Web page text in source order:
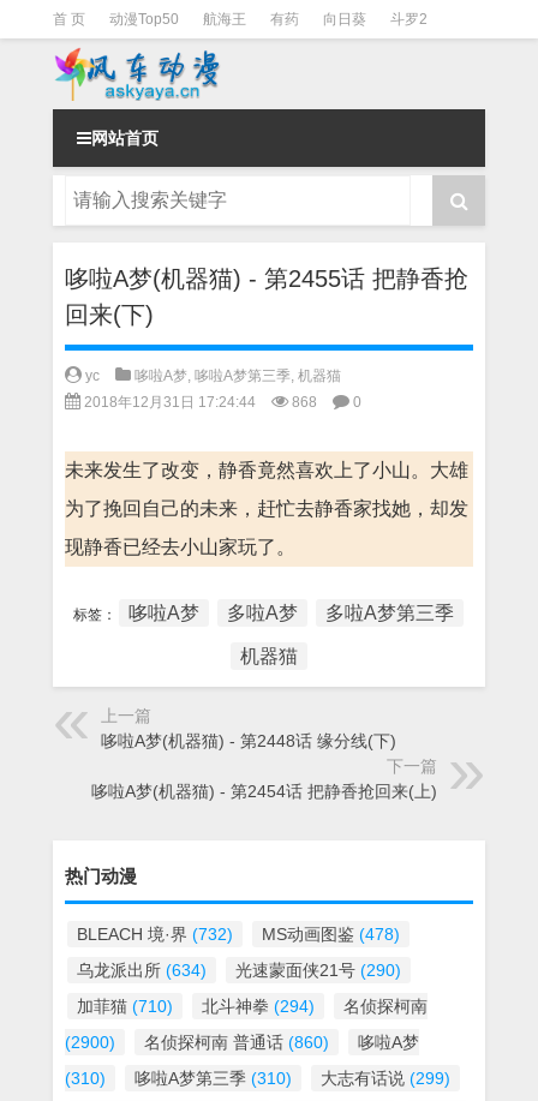
首 页 动漫Top50 航海王 有药 向日葵 斗罗2
斗罗3 火影 一拳超人
网站首页
哆啦A梦(机器猫) - 第2455话 把静香抢
回来(下)
yc 哆啦A梦, 哆啦A梦第三季, 机器猫
2018年12月31日 17:24:44
868 0
未来发生了改变，静香竟然喜欢上了小山。大雄
为了挽回自己的未来，赶忙去静香家找她，却发
现静香已经去小山家玩了。
标签： 哆啦A梦 多啦A梦 多啦A梦第三季
机器猫
上一篇
哆啦A梦(机器猫) - 第2448话 缘分线(下)
下一篇
哆啦A梦(机器猫) - 第2454话 把静香抢回来(上)
热门动漫
BLEACH 境·界 (732) MS动画图鉴 (478)
乌龙派出所 (634) 光速蒙面侠21号 (290)
加菲猫 (710) 北斗神拳 (294)
名侦探柯南
(2900)
名侦探柯南 普通话 (860)
哆啦A梦
(310)
哆啦A梦第三季 (310) 大志有话说 (299)